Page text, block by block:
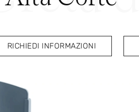
RICHIEDI INFORMAZIONI